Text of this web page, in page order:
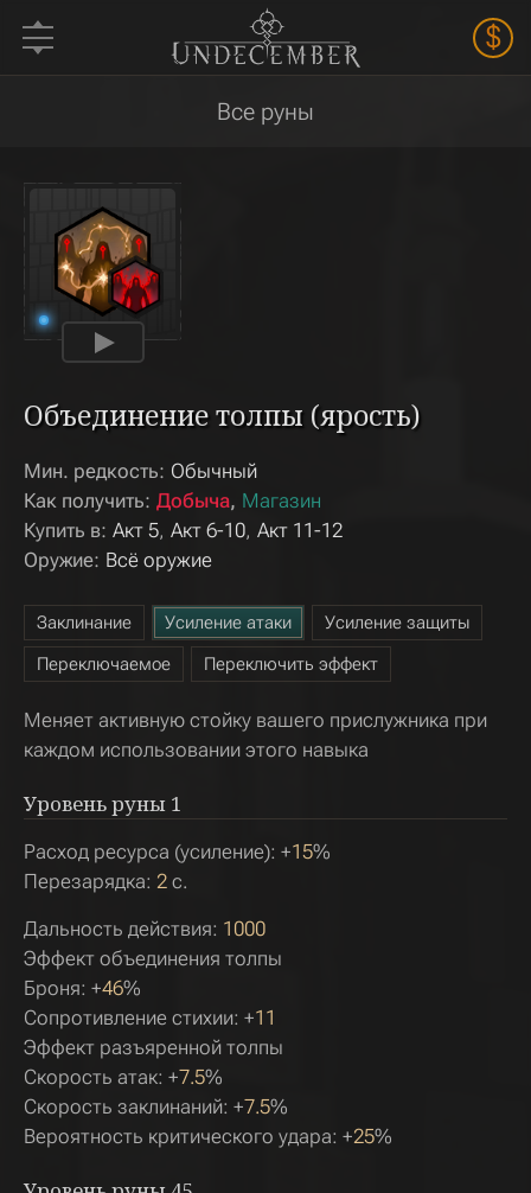
$
Все руны
Объединение толпы (ярость)
Мин. редкость: Обычный
Как получить: Добыча Магазин
Купить в: Акт 5 Акт 6-10 Акт 11-12
Оружие: Всё оружие
Заклинание Усиление атаки
Усиление защиты
Переключаемое
Переключить эффект
Меняет активную стойку вашего прислужника при
каждом использовании этого навыка
Уровень руны 1
Расход ресурса (усиление): +15%
Перезарядка: 2 с.
Дальность действия: 1000
Эффект объединения толпы
Броня: +46%
Сопротивление стихии: +11
Эффект разъяренной толпы
Скорость атак: +7.5%
Скорость заклинаний: +7.5%
Вероятность критического удара: +25%